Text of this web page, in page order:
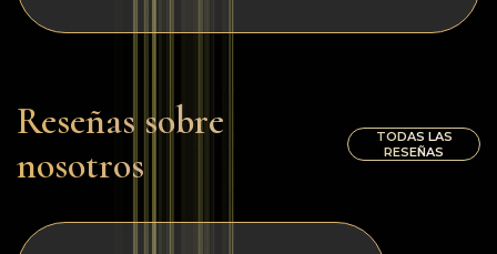
Reseñas sobre
nosotros
TODAS LAS
RESEÑAS